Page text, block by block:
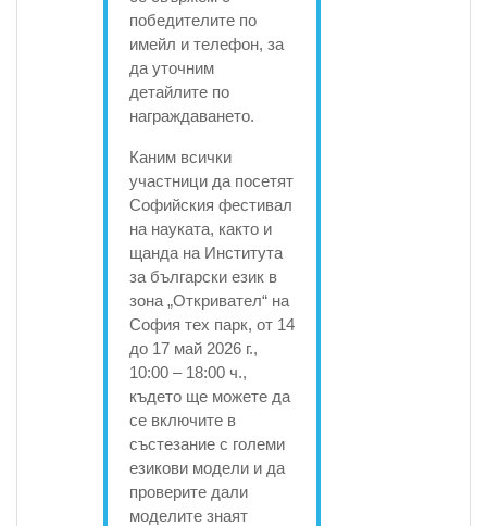
победителите по
имейл и телефон, за
да уточним
детайлите по
награждаването.
Каним всички
участници да посетят
Софийския фестивал
на науката, както и
щанда на Института
за български език в
зона „Откривател“ на
София тех парк, от 14
до 17 май 2026 г.,
10:00 – 18:00 ч.,
където ще можете да
се включите в
състезание с големи
езикови модели и да
проверите дали
моделите знаят